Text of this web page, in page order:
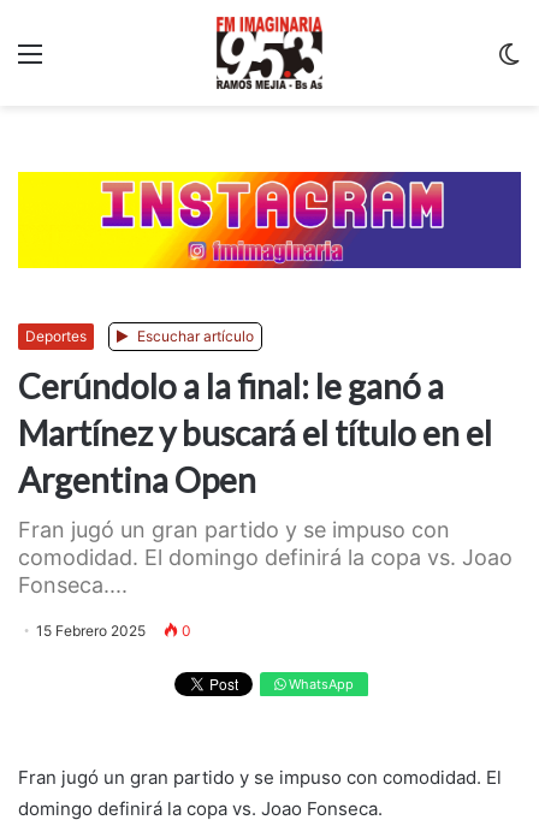
Deportes Escuchar artículo
Cerúndolo a la final: le ganó a
Martínez y buscará el título en el
Argentina Open
Fran jugó un gran partido y se impuso con
comodidad. El domingo definirá la copa vs. Joao
Fonseca....
15 Febrero 2025 0
WhatsApp
Fran jugó un gran partido y se impuso con comodidad. El
domingo definirá la copa vs. Joao Fonseca.